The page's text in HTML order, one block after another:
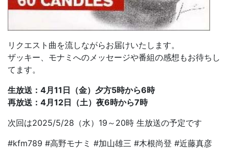
リクエスト曲を流しながらお届けいたします。
ザッキー、モナミへのメッセージや番組の感想もお待ちし
てます。
生放送：4月11日（金）夕方5時から6時
再放送：4月12日（土）夜6時から7時
次回は2025/5/28（水）19～20時 生放送の予定です
#kfm789 #高野モナミ #加山雄三 #木根尚登 #近藤真彦